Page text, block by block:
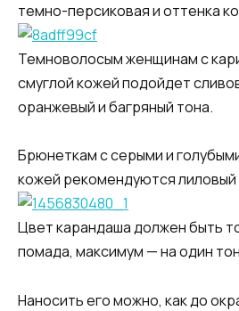
темно-персиковая и оттенка
Темноволосым женщинам с
смуглой кожей подойдет
оранжевый и багряный тона.
Брюнеткам с серыми и
кожей рекомендуются лиловый
Цвет карандаша должен быть
помада, максимум — на один
Наносить его можно, как до